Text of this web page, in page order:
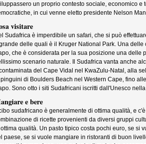
un proprio contesto sociale, economico
in cui venne eletto presidente Nelson
visitare
Sudafrica è imperdibile un safari, che si può
delle quali è il Kruger National Park. Una
che è considerata per la sua posizione una delle
scenario naturale. Il Sudafrica vanta anche
del Cape Vidal nel KwaZulu-Natal, alla
di Boulders Beach nel Western Cape, fino
Sono otto i siti Sudafricani iscritti dall'Unesco
e bere
cibo sudafricano è generalmente di ottima qualità, e
di ricette provenienti da diversi gruppi
qualità. Un pasto tipico costa pochi euro, se si
paese, se si vuole mangiare in ristoranti di buon